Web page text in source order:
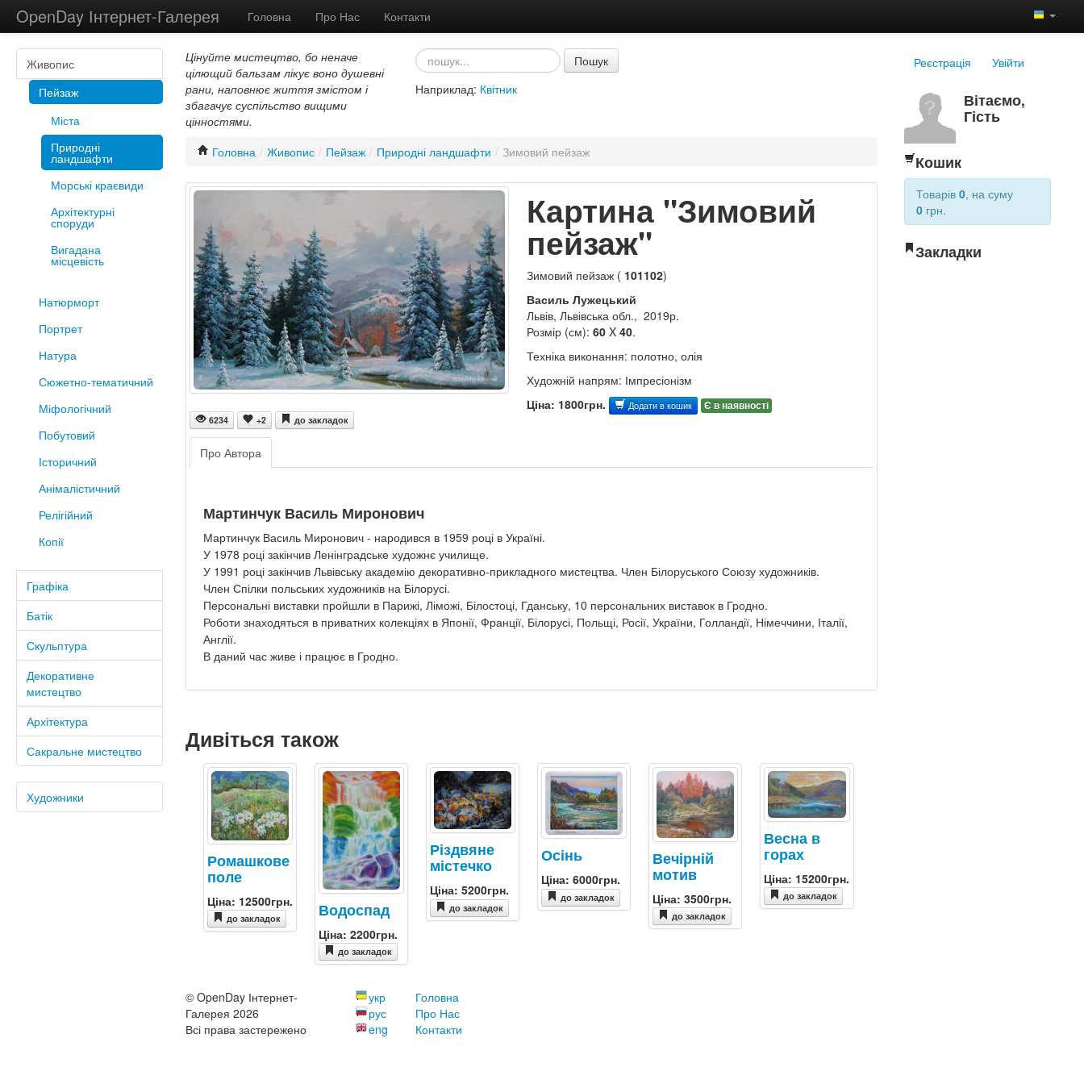
OpenDay Інтернет-Галерея Головна Про Нас Контакти
Живопис
Пейзаж
Міста
Природні
ландшафти
Морські краєвиди
Архітектурні
споруди
Вигадана
місцевість
Натюрморт
Портрет
Натура
Сюжетно-тематичний
Міфологічний
Побутовий
Історичний
Анімалістичний
Релігійний
Копії
Графіка
Батік
Скульптура
Декоративне
мистецтво
Архітектура
Сакральне мистецтво
Художники
Цінуйте мистецтво, бо неначе
цілющий бальзам лікує воно душевні
рани, наповнює життя змістом і
збагачує суспільство вищими
цінностями.
Пошук
Наприклад: Квітник
Головна / Живопис / Пейзаж / Природні ландшафти / Зимовий пейзаж
6234 +2 до закладок
Картина "Зимовий
пейзаж"
Зимовий пейзаж ( 101102)
Василь Лужецький
Львів, Львівська обл., 2019р.
Розмір (см): 60X 40.
Техніка виконання: полотно, олія
Художній напрям: Імпресіонізм
Ціна: 1800грн.
Додати в кошик Є в наявності
Про Автора
Мартинчук Василь Миронович
Мартинчук Василь Миронович - народився в 1959 році в Україні.
У 1978 році закінчив Ленінградське художнє училище.
У 1991 році закінчив Львівську академію декоративно-прикладного мистецтва. Член Білоруського Союзу художників.
Член Спілки польських художників на Білорусі.
Персональні виставки пройшли в Парижі, Ліможі, Білостоці, Гданську, 10 персональних виставок в Гродно.
Роботи знаходяться в приватних колекціях в Японії, Франції, Білорусі, Польщі, Росії, України, Голландії, Німеччини, Італії,
Англії.
В даний час живе і працює в Гродно.
Дивіться також
Ромашкове
поле
Ціна: 12500грн.
до закладок Водоспад
Ціна: 2200грн.
до закладок
Різдвяне
містечко
Ціна: 5200грн.
до закладок
Осінь
Ціна: 6000грн.
до закладок
Вечірній
мотив
Ціна: 3500грн.
до закладок
Весна в
горах
Ціна: 15200грн.
до закладок
© OpenDay Інтернет-
Галерея 2026
Всі права застережено
укр
рус
eng
Головна
Про Нас
Контакти
Реєстрація Увійти
Вітаємо,
Гість
Кошик
Товарів0, на суму
0 грн.
Закладки